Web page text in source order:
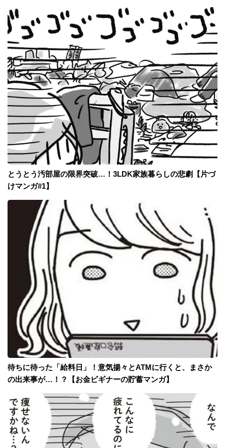
とうとう汚部屋の限界突破…！3LDK家族暮らしの悲劇【片づ
けマンガ#1】
待ちに待った「給料日」！意気揚々とATMに行くと、まさか
の出来事が…！？【お金ビギナーの貯蓄マンガ】